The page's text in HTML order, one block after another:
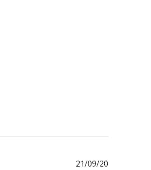
21/09/20